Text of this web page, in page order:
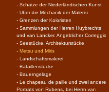
- Schätze der Niederländischen Kunst
- Über die Mechanik der Malerei
- Grenzen der Koloristen
- Sammlungen der Herren Huybrechts
und van Lancker. Angeblicher Correggio
- Seestücke. Architekturstücke
- Metsu und Miris
- Landschaftsmalerei
- Bataillenstücke
- Bauerngelage
- Le chapeau de paille und zwei andere
Porträts von Rubens, bei Herrn van